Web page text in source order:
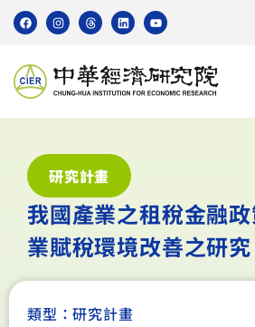
研究計畫
我國產業之租稅金融
業賦稅環境改善之研究
類型：研究計畫